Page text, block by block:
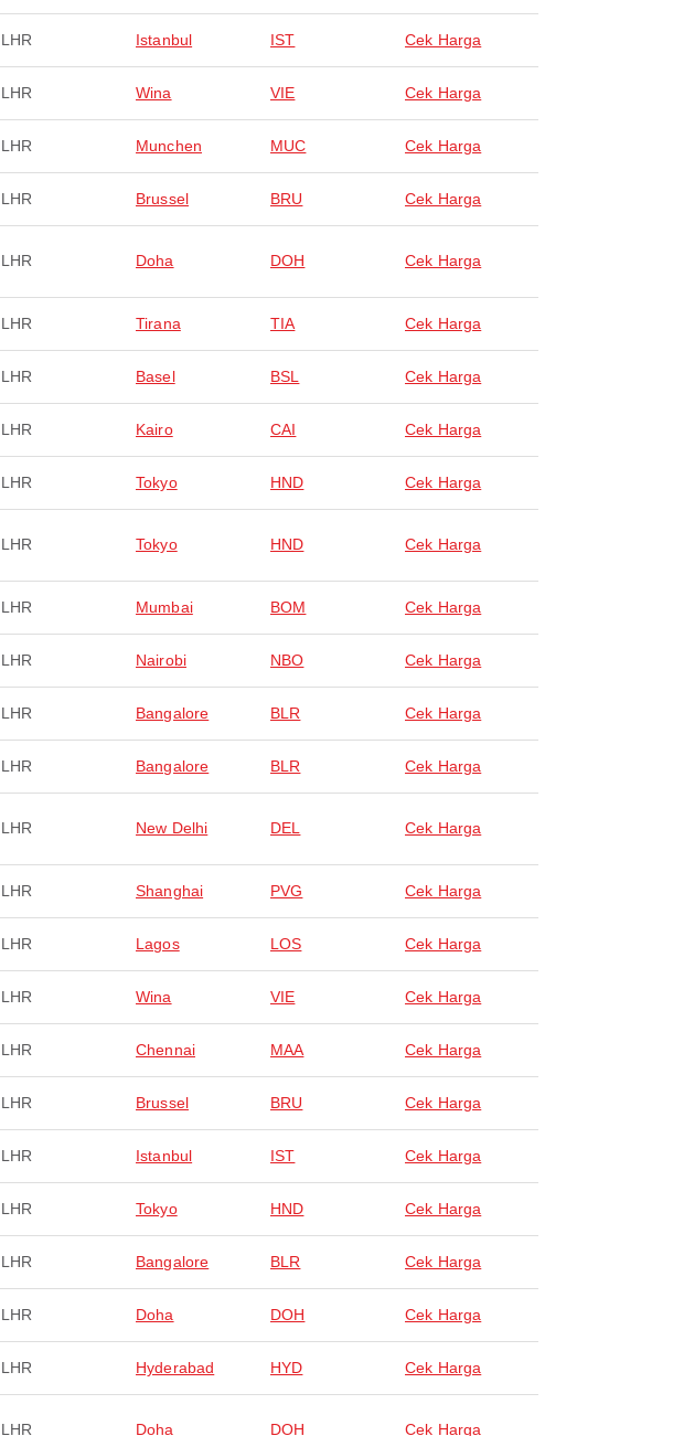
LHR Istanbul IST Cek Harga
LHR Wina VIE Cek Harga
LHR Munchen MUC Cek Harga
LHR Brussel BRU Cek Harga
LHR Doha DOH Cek Harga
LHR Tirana TIA Cek Harga
LHR Basel BSL Cek Harga
LHR Kairo CAI Cek Harga
LHR Tokyo HND Cek Harga
LHR Tokyo HND Cek Harga
LHR Mumbai BOM Cek Harga
LHR Nairobi NBO Cek Harga
LHR Bangalore BLR Cek Harga
LHR Bangalore BLR Cek Harga
LHR New Delhi DEL Cek Harga
LHR Shanghai PVG Cek Harga
LHR Lagos LOS Cek Harga
LHR Wina VIE Cek Harga
LHR Chennai MAA Cek Harga
LHR Brussel BRU Cek Harga
LHR Istanbul IST Cek Harga
LHR Tokyo HND Cek Harga
LHR Bangalore BLR Cek Harga
LHR Doha DOH Cek Harga
LHR Hyderabad HYD Cek Harga
LHR Doha DOH Cek Harga